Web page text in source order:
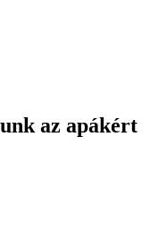
az apákért